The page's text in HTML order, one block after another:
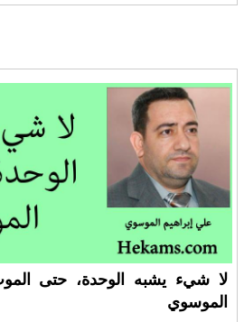
لا شيء يشبه الوحدة، حتى
الموسوي